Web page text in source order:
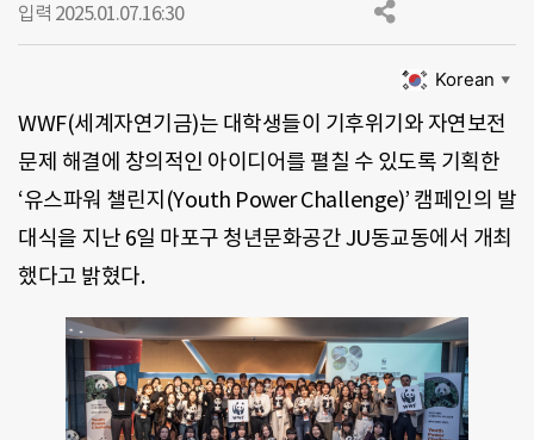
입력 2025.01.07.16:30
Korean ▼
WWF(세계자연기금)는 대학생들이 기후위기와 자연보전
문제 해결에 창의적인 아이디어를 펼칠 수 있도록 기획한
‘유스파워 챌린지(Youth Power Challenge)’ 캠페인의 발
대식을 지난 6일 마포구 청년문화공간 JU동교동에서 개최
했다고 밝혔다.